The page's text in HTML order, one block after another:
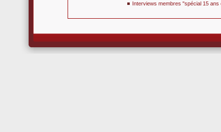
Interviews membres "spécial 15 ans